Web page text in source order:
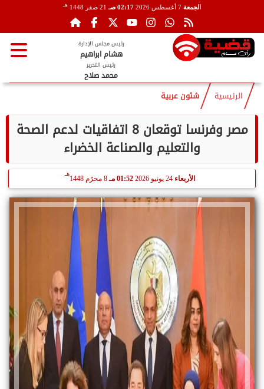
الجمعة 02:17 صـ 21 صفر 1448 هـ
رئيس مجلس الإدارة
هشام ابراهيم
رئيس التحرير
محمد صلاح
الرئيسية شئون عربية
مصر وفرنسا توقعان 8 اتفاقيات لدعم الصحة
والتعليم والصناعة الخضراء
الأربعاء 24 يونيو 2026 01:52 مـ 8 محرّم 1448
هـ